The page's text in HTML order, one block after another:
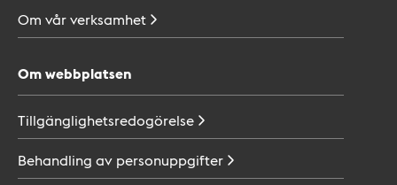
Om vårverksamhet
Om webbplatsen
Tillgänglighetsredogörelse
Behandling av personuppgifter